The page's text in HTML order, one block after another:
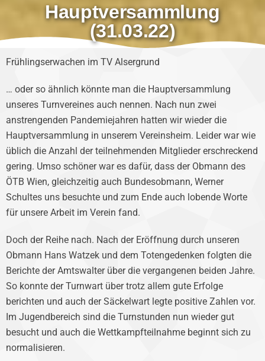
Hauptversammlung
(31.03.22)
Frühlingserwachen im TV Alsergrund
… oder so ähnlich könnte man die Hauptversammlung
unseres Turnvereines auch nennen. Nach nun zwei
anstrengenden Pandemiejahren hatten wir wieder die
Hauptversammlung in unserem Vereinsheim. Leider war wie
üblich die Anzahl der teilnehmenden Mitglieder erschreckend
gering. Umso schöner war es dafür, dass der Obmann des
ÖTB Wien, gleichzeitig auch Bundesobmann, Werner
Schultes uns besuchte und zum Ende auch lobende Worte
für unsere Arbeit im Verein fand.
Doch der Reihe nach. Nach der Eröffnung durch unseren
Obmann Hans Watzek und dem Totengedenken folgten die
Berichte der Amtswalter über die vergangenen beiden Jahre.
So konnte der Turnwart über trotz allem gute Erfolge
berichten und auch der Säckelwart legte positive Zahlen vor.
Im Jugendbereich sind die Turnstunden nun wieder gut
besucht und auch die Wettkampfteilnahme beginnt sich zu
normalisieren.